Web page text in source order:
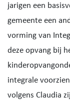
jarigen een
gemeente een
vorming van
deze opvang bij
integrale
volgens Claudia